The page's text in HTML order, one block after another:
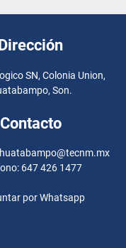
Dirección
SN, Colonia Union,
Son.
Contacto
647 426 1477
por Whatsapp